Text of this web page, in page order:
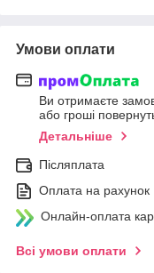
Умови оплати
Ви отримаєте
або гроші
Детальніше
Післяплата
Оплата на рахунок
Онлайн-оплата
Всі умови оплати